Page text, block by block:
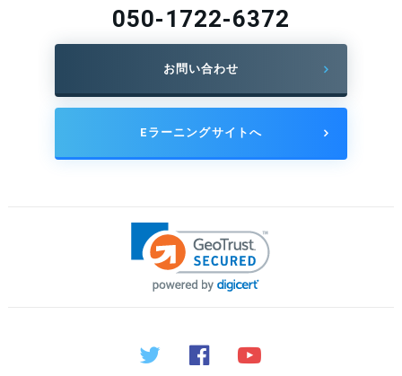
050-1722-6372
お問い合わせ
Eラーニングサイトへ